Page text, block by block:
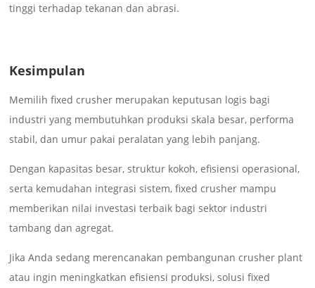
tinggi terhadap tekanan dan abrasi.
Kesimpulan
Memilih fixed crusher merupakan keputusan logis bagi
industri yang membutuhkan produksi skala besar, performa
stabil, dan umur pakai peralatan yang lebih panjang.
Dengan kapasitas besar, struktur kokoh, efisiensi operasional,
serta kemudahan integrasi sistem, fixed crusher mampu
memberikan nilai investasi terbaik bagi sektor industri
tambang dan agregat.
Jika Anda sedang merencanakan pembangunan crusher plant
atau ingin meningkatkan efisiensi produksi, solusi fixed